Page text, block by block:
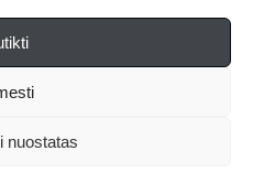
nuostatas
konjunkcija. I strofoje